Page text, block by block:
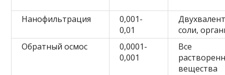
Нанофильтрация
0,001-
0,01
соли,
Обратный осмос
0,0001-
0,001
Все
вещества